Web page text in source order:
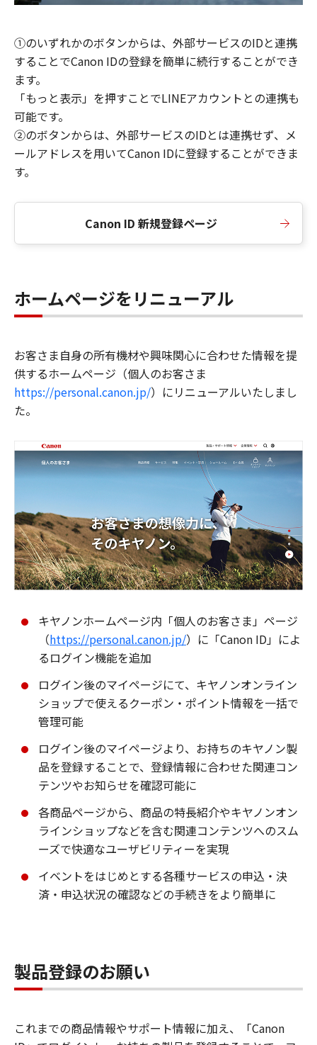
①のいずれかのボタンからは、外部サービスのIDと連携
することでCanon IDの登録を簡単に続行することができ
ます。
「もっと表示」を押すことでLINEアカウントとの連携も
可能です。
②のボタンからは、外部サービスのIDとは連携せず、メ
ールアドレスを用いてCanon IDに登録することができま
す。
Canon ID 新規登録ページ
ホームページをリニューアル
お客さま自身の所有機材や興味関心に合わせた情報を提
供するホームページ（個人のお客さま
https://personal.canon.jp/）にリニューアルいたしまし
た。
キヤノンホームページ内「個人のお客さま」ページ
（https://personal.canon.jp/）に「Canon ID」によ
るログイン機能を追加
ログイン後のマイページにて、キヤノンオンライン
ショップで使えるクーポン・ポイント情報を一括で
管理可能
ログイン後のマイページより、お持ちのキヤノン製
品を登録することで、登録情報に合わせた関連コン
テンツやお知らせを確認可能に
各商品ページから、商品の特長紹介やキヤノンオン
ラインショップなどを含む関連コンテンツへのスム
ーズで快適なユーザビリティーを実現
イベントをはじめとする各種サービスの申込・決
済・申込状況の確認などの手続きをより簡単に
製品登録のお願い
これまでの商品情報やサポート情報に加え、「Canon